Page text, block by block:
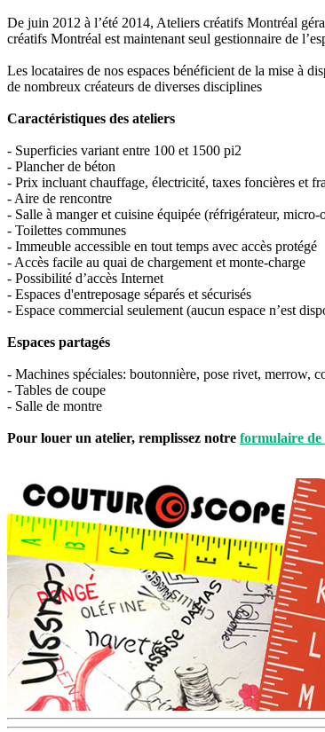
De juin 2012 à l’été 2014, Ateliers créatifs Montréal
créatifs Montréal est maintenant seul gestionnaire de
Les locataires de nos espaces bénéficient de la mise à
de nombreux créateurs de diverses disciplines
Caractéristiques des ateliers
- Superficies variant entre 100 et 1500 pi2
- Plancher de béton
- Prix incluant chauffage, électricité, taxes foncières et
- Aire de rencontre
- Salle à manger et cuisine équipée (réfrigérateur, micro-
- Toilettes communes
- Immeuble accessible en tout temps avec accès protégé
- Accès facile au quai de chargement et monte-charge
- Possibilité d’accès Internet
- Espaces d'entreposage séparés et sécurisés
- Espace commercial seulement (aucun espace n’est
Espaces partagés
- Machines spéciales: boutonnière, pose rivet, merrow,
- Tables de coupe
- Salle de montre
Pour louer un atelier, remplissez notre formulaire